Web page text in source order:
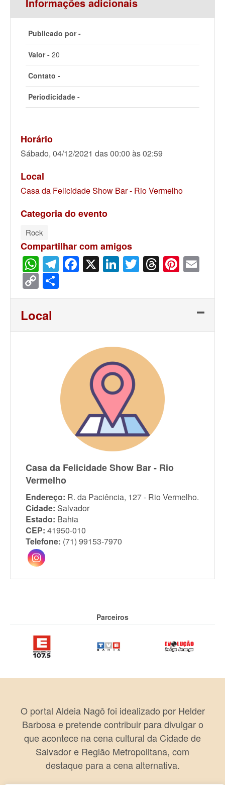
Publicado por -
Valor - 20
Contato -
Periodicidade -
Horário
Sábado, 04/12/2021 das 00:00 às 02:59
Local
Casa da Felicidade Show Bar - Rio Vermelho
Categoria do evento
Rock
Compartilhar com amigos
WhatsApp
Telegram
Facebook
X LinkedIn
Twitter
Threads
Copy
Link
Local
Casa da Felicidade Show Bar - Rio
Vermelho
Endereço: R. da Paciência, 127 - Rio Vermelho.
Cidade: Salvador
Estado: Bahia
CEP: 41950-010
Telefone: (71) 99153-7970
Parceiros
O portal Aldeia Nagô foi idealizado por Helder
Barbosa e pretende contribuir para divulgar o
que acontece na cena cultural da Cidade de
Salvador e Região Metropolitana, com
destaque para a cena alternativa.